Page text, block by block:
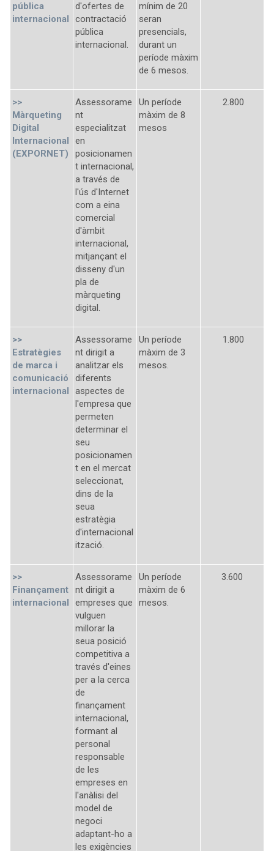
pública
internacional
d'ofertes de
contractació
pública
internacional.
mínim de 20
seran
presencials,
durant un
període màxim
de 6 mesos.
>>
Màrqueting
Digital
Internacional
(EXPORNET)
Assessorame
nt
especialitzat
en
posicionamen
t internacional,
a través de
l'ús d'Internet
com a eina
comercial
d'àmbit
internacional,
mitjançant el
disseny d'un
pla de
màrqueting
digital.
Un període
màxim de 8
mesos
2.800
>>
Estratègies
de marca i
comunicació
internacional
Assessorame
nt dirigit a
analitzar els
diferents
aspectes de
l'empresa que
permeten
determinar el
seu
posicionamen
t en el mercat
seleccionat,
dins de la
seua
estratègia
d'internacional
ització.
Un període
màxim de 3
mesos.
1.800
>>
Finançament
internacional
Assessorame
nt dirigit a
empreses que
vulguen
millorar la
seua posició
competitiva a
través d'eines
per a la cerca
de
finançament
internacional,
formant al
personal
responsable
de les
empreses en
l'anàlisi del
model de
negoci
adaptant-ho a
les exigències
Un període
màxim de 6
mesos.
3.600